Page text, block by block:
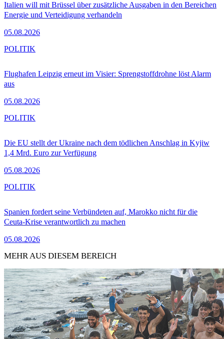
Italien will mit Brüssel über zusätzliche Ausgaben in den Bereichen
Energie und Verteidigung verhandeln
05.08.2026
Flughafen Leipzig erneut im Visier: Sprengstoffdrohne löst Alarm
aus
05.08.2026
POLITIK
Die EU stellt der Ukraine nach dem tödlichen Anschlag in Kyjiw
1,4 Mrd. Euro zur Verfügung
05.08.2026
POLITIK
Spanien fordert seine Verbündeten auf, Marokko nicht für die
Ceuta-Krise verantwortlich zu machen
05.08.2026
POLITIK
MEHR AUS DIESEM BEREICH